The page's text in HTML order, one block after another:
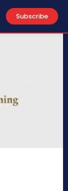
Subscribe